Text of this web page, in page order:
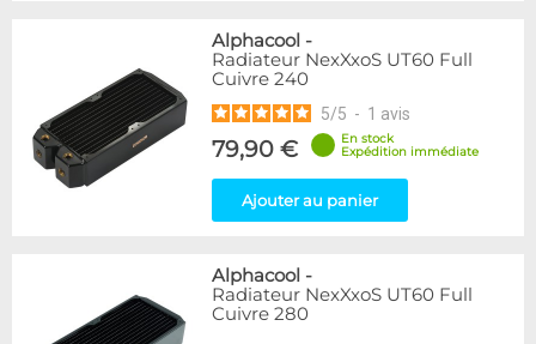
Alphacool -
Radiateur NexXxoS UT60 Full
Cuivre 240
5/5 - 1 avis
79,90 €
En stock
Expédition immédiate
Ajouter au panier
Alphacool -
Radiateur NexXxoS UT60 Full
Cuivre 280